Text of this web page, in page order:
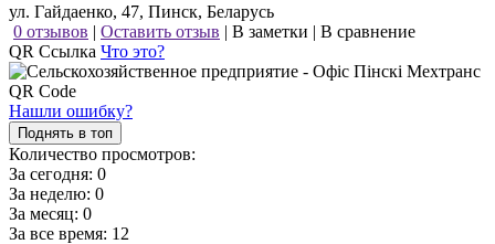
ул. Гайдаенко, 47, Пинск, Беларусь
0 отзывов | Оставить отзыв | В заметки | В сравнение
QR Ссылка Что это?
Нашли ошибку?
Поднять в топ
Количество просмотров:
За сегодня: 0
За неделю: 0
За месяц: 0
За все время: 12